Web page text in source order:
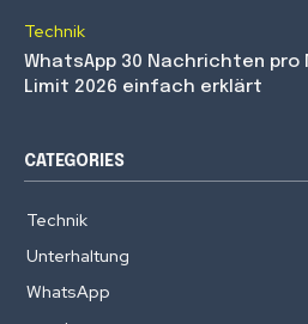
Technik
WhatsApp 30 Nachrichten
Limit 2026 einfach erklärt
CATEGORIES
Technik
Unterhaltung
WhatsApp